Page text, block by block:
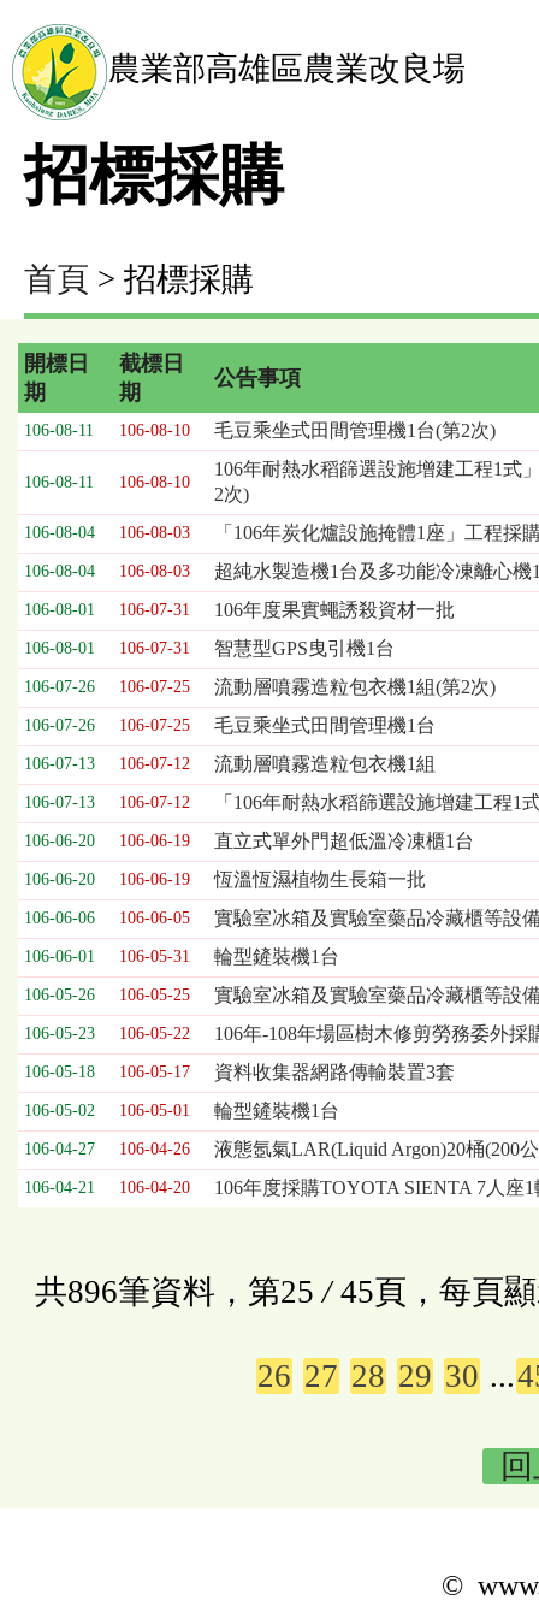
農業部高雄區農業改良場
招標採購
首頁 > 招標採購
招
標
採
列
表，
欄
位
依
序
為：
標
日
截
標
日
期、
公
告
事
項
開標日
期
截標日
期
公告事項
106-08-11 106-08-10 毛豆乘坐式田間管理機1台(第2次)
106-08-11 106-08-10
106年耐熱水稻篩選設施增建工程1式
2次)
106-08-04 106-08-03 「106年炭化爐設施掩體1座」工程採
106-08-04 106-08-03 超純水製造機1台及多功能冷凍離心機
106-08-01 106-07-31 106年度果實蠅誘殺資材一批
106-08-01 106-07-31 智慧型GPS曳引機1台
106-07-26 106-07-25 流動層噴霧造粒包衣機1組(第2次)
106-07-26 106-07-25 毛豆乘坐式田間管理機1台
106-07-13 106-07-12 流動層噴霧造粒包衣機1組
106-07-13 106-07-12 「106年耐熱水稻篩選設施增建工程
106-06-20 106-06-19 直立式單外門超低溫冷凍櫃1台
106-06-20 106-06-19 恆溫恆濕植物生長箱一批
106-06-06 106-06-05 實驗室冰箱及實驗室藥品冷藏櫃等設
106-06-01 106-05-31 輪型鏟裝機1台
106-05-26 106-05-25 實驗室冰箱及實驗室藥品冷藏櫃等設
106-05-23 106-05-22 106年-108年場區樹木修剪勞務委外採
106-05-18 106-05-17 資料收集器網路傳輸裝置3套
106-05-02 106-05-01 輪型鏟裝機1台
106-04-27 106-04-26 液態氬氣LAR(Liquid Argon)20桶(200
106-04-21 106-04-20 106年度採購TOYOTA SIENTA 7人座1
共896筆資料，第25 /45頁，每頁
26 27 28 29 30 ...
©